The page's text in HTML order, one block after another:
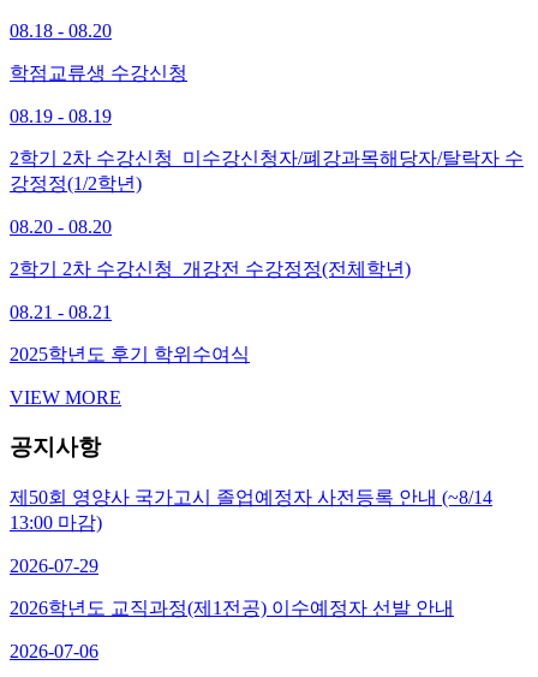
08.18 - 08.20
학점교류생 수강신청
08.19 - 08.19
2학기 2차 수강신청_미수강신청자/폐강과목해당자/탈락자 수
강정정(1/2학년)
08.20 - 08.20
2학기 2차 수강신청_개강전 수강정정(전체학년)
08.21 - 08.21
2025학년도 후기 학위수여식
VIEW MORE
공지사항
제50회 영양사 국가고시 졸업예정자 사전등록 안내 (~8/14
13:00 마감)
2026-07-29
2026학년도 교직과정(제1전공) 이수예정자 선발 안내
2026-07-06